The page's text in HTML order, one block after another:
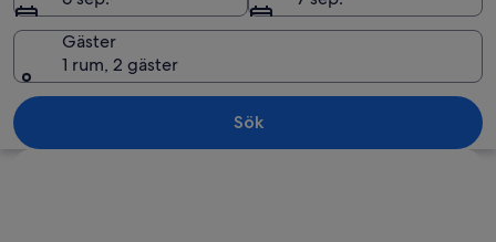
Ett stort fartyg låg förtöjt vid en
Gäster
1 rum, 2 gäster
Sök